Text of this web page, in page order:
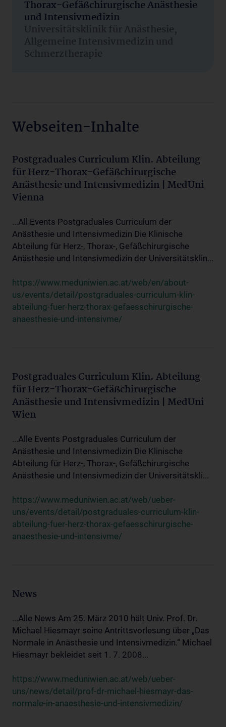
Thorax-Gefäßchirurgische Anästhesie
und Intensivmedizin
Universitätsklinik für Anästhesie,
Allgemeine Intensivmedizin und
Schmerztherapie
Webseiten-Inhalte
Postgraduales Curriculum Klin. Abteilung
für Herz-Thorax-Gefäßchirurgische
Anästhesie und Intensivmedizin | MedUni
Vienna
...All Events Postgraduales Curriculum der
Anästhesie und Intensivmedizin Die Klinische
Abteilung für Herz-, Thorax-, Gefäßchirurgische
Anästhesie und Intensivmedizin der Universitätsklin...
https://www.meduniwien.ac.at/web/en/about-
us/events/detail/postgraduales-curriculum-klin-
abteilung-fuer-herz-thorax-gefaesschirurgische-
anaesthesie-und-intensivme/
Postgraduales Curriculum Klin. Abteilung
für Herz-Thorax-Gefäßchirurgische
Anästhesie und Intensivmedizin | MedUni
Wien
...Alle Events Postgraduales Curriculum der
Anästhesie und Intensivmedizin Die Klinische
Abteilung für Herz-, Thorax-, Gefäßchirurgische
Anästhesie und Intensivmedizin der Universitätskli...
https://www.meduniwien.ac.at/web/ueber-
uns/events/detail/postgraduales-curriculum-klin-
abteilung-fuer-herz-thorax-gefaesschirurgische-
anaesthesie-und-intensivme/
News
...Alle News Am 25. März 2010 hält Univ. Prof. Dr.
Michael Hiesmayr seine Antrittsvorlesung über „Das
Normale in Anästhesie und Intensivmedizin.“ Michael
Hiesmayr bekleidet seit 1. 7. 2008...
https://www.meduniwien.ac.at/web/ueber-
uns/news/detail/prof-dr-michael-hiesmayr-das-
normale-in-anaesthesie-und-intensivmedizin/